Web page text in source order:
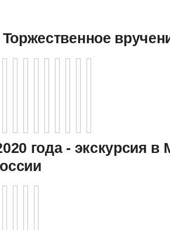
года - экскурсия в